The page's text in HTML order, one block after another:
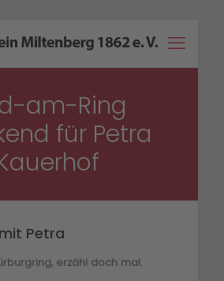
am-Ring
für Petra
mit Petra
erzähl doch mal.